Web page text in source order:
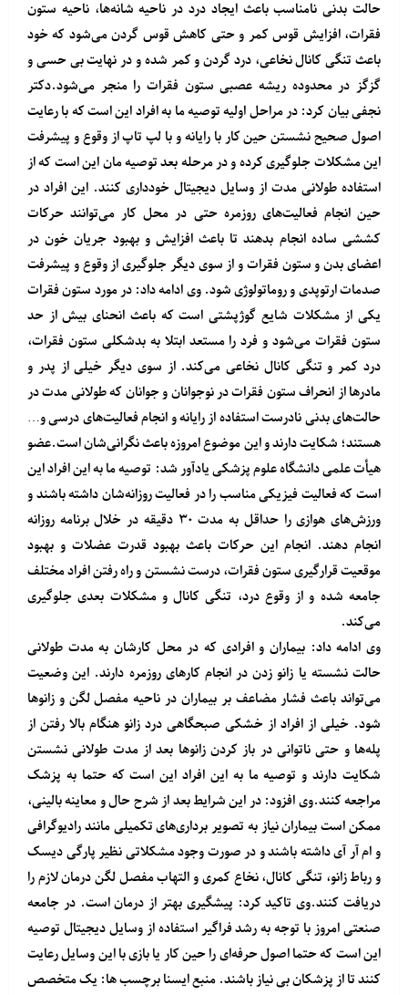
حالت بدنی نامناسب باعث ایجاد درد در ناحیه شانه‌ها، ناحیه ستون
فقرات، افزایش قوس کمر و حتی کاهش قوس گردن می‌شود که خود
باعث تنگی کانال نخاعی، درد گردن و کمر شده و در نهایت بی حسی و
گزگز در محدوده ریشه عصبی ستون فقرات را منجر می‌شود.دکتر
نجفی بیان کرد: در مراحل اولیه توصیه ما به افراد این است که با رعایت
اصول صحیح نشستن حین کار با رایانه و با لپ تاپ از وقوع و پیشرفت
این مشکلات جلوگیری کرده و در مرحله بعد توصیه مان این است که از
استفاده طولانی مدت از وسایل دیجیتال خودداری کنند. این افراد در
حین انجام فعالیت‌های روزمره حتی در محل کار می‌توانند حرکات
کششی ساده انجام بدهند تا باعث افزایش و بهبود جریان خون در
اعضای بدن و ستون فقرات و از سوی دیگر جلوگیری از وقوع و پیشرفت
صدمات ارتوپدی و روماتولوژی شود. وی ادامه داد: در مورد ستون فقرات
یکی از مشکلات شایع گوژپشتی است که باعث انحنای بیش از حد
ستون فقرات می‌شود و فرد را مستعد ابتلا به بدشکلی ستون فقرات،
درد کمر و تنگی کانال نخاعی می‌کند. از سوی دیگر خیلی از پدر و
مادرها از انحراف ستون فقرات در نوجوانان و جوانان که طولانی مدت در
حالت‌های بدنی نادرست استفاده از رایانه و انجام فعالیت‌های درسی و…
هستند؛ شکایت دارند و این موضوع امروزه باعث نگرانی‌شان است.عضو
هیأت علمی دانشگاه علوم پزشکی یادآور شد: توصیه ما به این افراد این
است که فعالیت فیزیکی مناسب را در فعالیت روزانه‌شان داشته باشند و
ورزش‌های هوازی را حداقل به مدت ۳۰ دقیقه در خلال برنامه روزانه
انجام دهند. انجام این حرکات باعث بهبود قدرت عضلات و بهبود
موقعیت قرارگیری ستون فقرات، درست نشستن و راه رفتن افراد مختلف
جامعه شده و از وقوع درد، تنگی کانال و مشکلات بعدی جلوگیری
می‌کند.
وی ادامه داد: بیماران و افرادی که در محل کارشان به مدت طولانی
حالت نشسته یا زانو زدن در انجام کارهای روزمره دارند. این وضعیت
می‌تواند باعث فشار مضاعف بر بیماران در ناحیه مفصل لگن و زانوها
شود. خیلی از افراد از خشکی صبحگاهی درد زانو هنگام بالا رفتن از
پله‌ها و حتی ناتوانی در باز کردن زانوها بعد از مدت طولانی نشستن
شکایت دارند و توصیه ما به این افراد این است که حتما به پزشک
مراجعه کنند.وی افزود: در این شرایط بعد از شرح حال و معاینه بالینی،
ممکن است بیماران نیاز به تصویر برداری‌های تکمیلی مانند رادیوگرافی
و ام آر آی داشته باشند و در صورت وجود مشکلاتی نظیر پارگی دیسک
و رباط زانو، تنگی کانال، نخاع کمری و التهاب مفصل لگن درمان لازم را
دریافت کنند.وی تاکید کرد: پیشگیری بهتر از درمان است. در جامعه
صنعتی امروز با توجه به رشد فراگیر استفاده از وسایل دیجیتال توصیه
این است که حتما اصول حرفه‌ای را حین کار یا بازی با این وسایل رعایت
کنند تا از پزشکان بی نیاز باشند. منبعایسنابرچسب ها: یک متخصص